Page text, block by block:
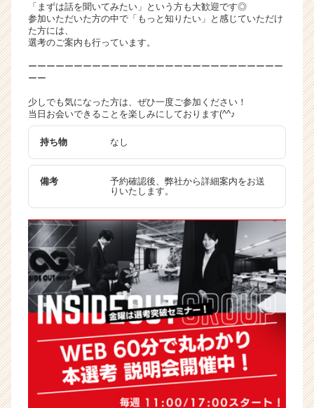
チ
ア
ャ
リ
h
e
e
C
a
r
e
「まずは話を聞いてみたい」という方も大歓迎です◎
参加いただいた方の中で「もっと知りたい」と感じていただけ
た方には、
選考のご案内も行っています。
ーーーーーーーーーーーーーーーーーーーーーーーーーーーー
ーー
少しでも気になった方は、ぜひ一度ご参加ください！
当日お会いできることを楽しみにしております(^^♪
持ち物 なし
備考
予約確認後、弊社から詳細案内をお送
りいたします。